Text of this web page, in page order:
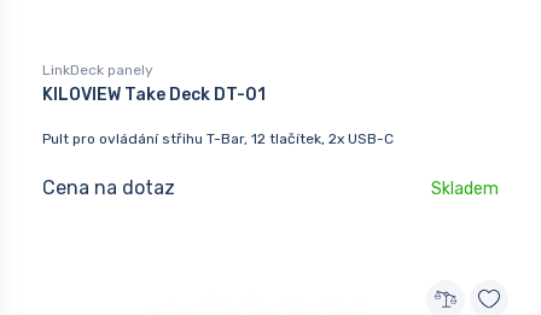
LinkDeck panely
KILOVIEW Take Deck DT-01
Pult pro ovládání střihu T-Bar, 12 tlačítek, 2x USB-C
Cena na dotaz Skladem